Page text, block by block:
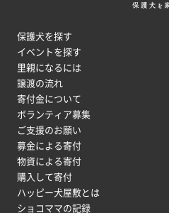
保護犬を探す
イベントを探す
里親になるには
譲渡の流れ
寄付金について
ボランティア募集
ご支援のお願い
募金による寄付
物資による寄付
購入して寄付
ハッピー犬屋敷とは
ショコママの記録